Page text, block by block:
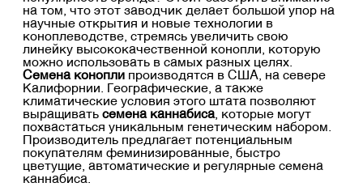
на том, что этот заводчик делает большой упор на
научные открытия и новые технологии в
коноплеводстве, стремясь увеличить свою
линейку высококачественной конопли, которую
можно использовать в самых разных целях.
Семена конопли производятся в США, на севере
Калифорнии. Географические, а также
климатические условия этого штата позволяют
выращивать семена каннабиса, которые могут
похвастаться уникальным генетическим набором.
Производитель предлагает потенциальным
покупателям феминизированные, быстро
цветущие, автоматические и регулярные семена
каннабиса.